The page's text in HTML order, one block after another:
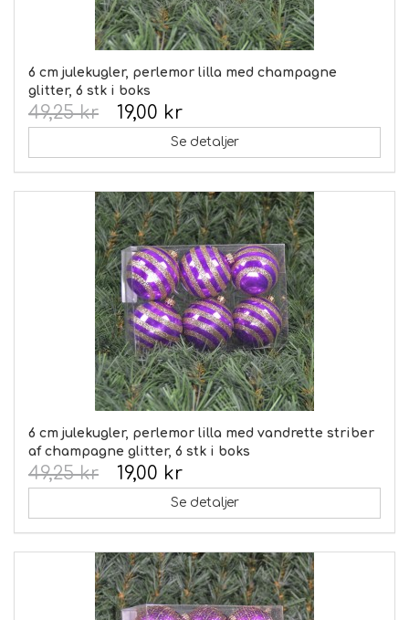
6 cm julekugler, perlemor lilla med champagne
glitter, 6 stk i boks
19,00 kr
49,25 kr
Se detaljer
6 cm julekugler, perlemor lilla med vandrette striber
af champagne glitter, 6 stk i boks
19,00 kr
49,25 kr
Se detaljer